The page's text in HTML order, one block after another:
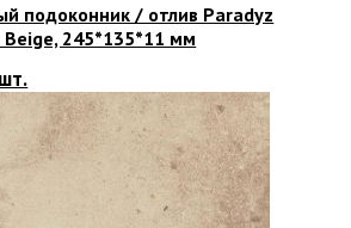
подоконник / отлив Paradyz
Beige, 245*135*11 мм
шт.